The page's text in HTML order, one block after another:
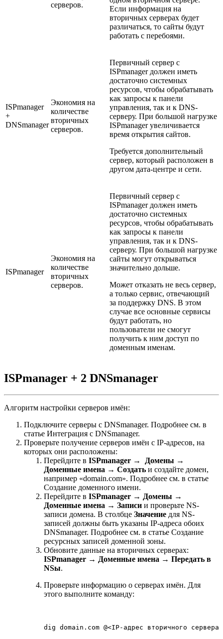
серверов.
Если информация на
вторичных серверах будет
различаться, то сайты будут
работать с перебоями.
ISPmanager
+
DNSmanager
Экономия на
количестве
вторичных
серверов.
Первичный сервер с
ISPmanager должен иметь
достаточно системных
ресурсов, чтобы обрабатывать
как запросы к панели
управления, так и к DNS-
серверу. При большой нагрузке
ISPmanager увеличивается
время открытия сайтов.
Требуется дополнительный
сервер, который расположен в
другом дата-центре и сети.
ISPmanager
Экономия на
количестве
вторичных
серверов.
Первичный сервер с
ISPmanager должен иметь
достаточно системных
ресурсов, чтобы обрабатывать
как запросы к панели
управления, так и к DNS-
серверу. При большой нагрузке
сайты могут открываться
значительно дольше.
Может отказать не весь сервер,
а только сервис, отвечающий
за поддержку DNS. В этом
случае все основные сервисы
будут работать, но
пользователи не смогут
получить к ним доступ по
доменным именам.
ISPmanager + 2 DNSmanager
Алгоритм настройки серверов имён:
Подключите серверы с DNSmanager. Подробнее см. в
статье Интеграция с DNSmanager.
Проверьте получение серверов имён с IP-адресов, на
которых они расположены:
Перейдите в ISPmanager →
Домены →
Доменные имена → Создать и создайте домен,
например «domain.com». Подробнее см. в статье
Создание доменного имени.
Перейдите в ISPmanager → Домены →
Доменные имена → Записи и проверьте NS-
записи домена. В столбце Значение для NS-
записей должны быть указаны IP-адреса обоих
DNSmanager. Подробнее см. в статье Создание
ресурсных записей доменной зоны.
Обновите данные на вторичных серверах:
ISPmanager → Доменные имена → Передать в
NSы.
Проверьте информацию о серверах имён. Для
этого выполните команду:
dig domain.com @<IP-адрес вторичного сервера